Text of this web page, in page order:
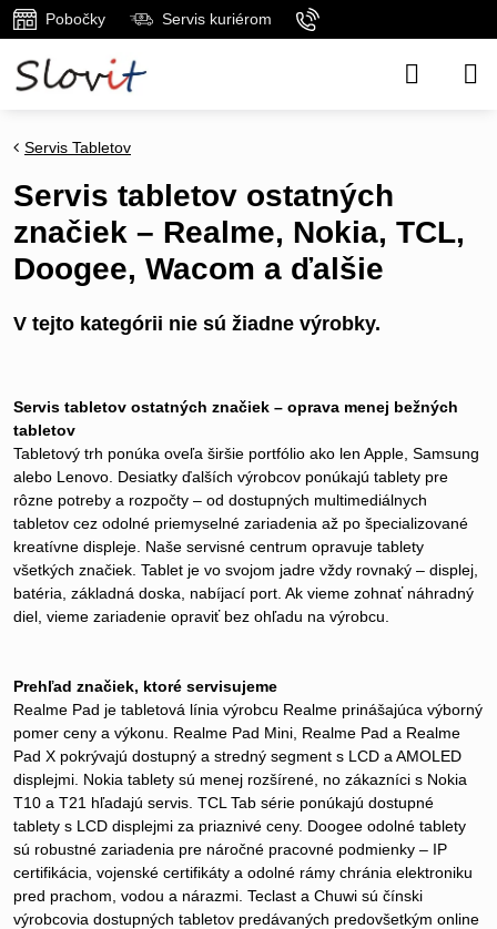
Pobočky Servis kuriérom
Servis Tabletov
Servis tabletov ostatných
značiek – Realme, Nokia, TCL,
Doogee, Wacom a ďalšie
Servis tabletov ostatných značiek – oprava menej bežných
tabletov
Tabletový trh ponúka oveľa širšie portfólio ako len Apple, Samsung
alebo Lenovo. Desiatky ďalších výrobcov ponúkajú tablety pre
rôzne potreby a rozpočty – od dostupných multimediálnych
tabletov cez odolné priemyselné zariadenia až po špecializované
kreatívne displeje. Naše servisné centrum opravuje tablety
všetkých značiek. Tablet je vo svojom jadre vždy rovnaký – displej,
batéria, základná doska, nabíjací port. Ak vieme zohnať náhradný
diel, vieme zariadenie opraviť bez ohľadu na výrobcu.
Prehľad značiek, ktoré servisujeme
Realme Pad je tabletová línia výrobcu Realme prinášajúca výborný
pomer ceny a výkonu. Realme Pad Mini, Realme Pad a Realme
Pad X pokrývajú dostupný a stredný segment s LCD a AMOLED
displejmi. Nokia tablety sú menej rozšírené, no zákazníci s Nokia
T10 a T21 hľadajú servis. TCL Tab série ponúkajú dostupné
tablety s LCD displejmi za priaznivé ceny. Doogee odolné tablety
sú robustné zariadenia pre náročné pracovné podmienky – IP
certifikácia, vojenské certifikáty a odolné rámy chránia elektroniku
pred prachom, vodou a nárazmi. Teclast a Chuwi sú čínski
výrobcovia dostupných tabletov predávaných predovšetkým online